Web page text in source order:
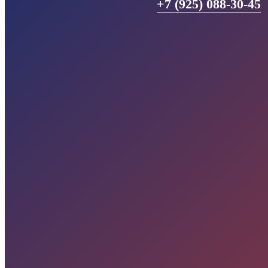
+7 (925) 088-30-45